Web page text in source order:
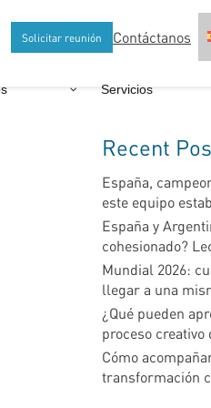
Solicitar reunión Contáctanos
Servicios
Recent
España,
este equipo
España y
cohesionado?
Mundial 2026:
llegar a una
¿Qué pueden
proceso
Cómo
transformación